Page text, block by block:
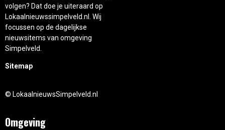
volgen? Dat doe je uiteraard op
Lokaalnieuwssimpelveld.nl. Wij
focussen op de dagelijkse
nieuwsitems van omgeving
Simpelveld.
Sitemap
© LokaalnieuwsSimpelveld.nl
Omgeving